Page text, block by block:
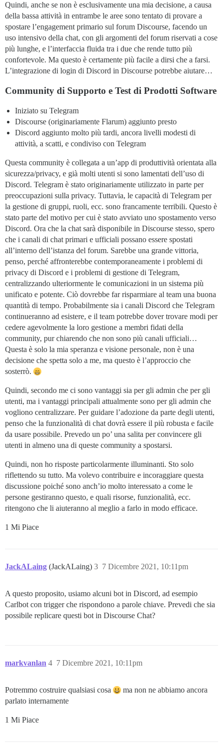
Quindi, anche se non è esclusivamente una mia decisione, a causa
della bassa attività in entrambe le aree sono tentato di provare a
spostare l’engagement primario sul forum Discourse, facendo un
uso intensivo della chat, con gli argomenti del forum riservati a cose
più lunghe, e l’interfaccia fluida tra i due che rende tutto più
confortevole. Ma questo è certamente più facile a dirsi che a farsi.
L’integrazione di login di Discord in Discourse potrebbe aiutare…
Community di Supporto e Test di Prodotti Software
Iniziato su Telegram
Discourse (originariamente Flarum) aggiunto presto
Discord aggiunto molto più tardi, ancora livelli modesti di
attività, a scatti, e condiviso con Telegram
Questa community è collegata a un’app di produttività orientata alla
sicurezza/privacy, e già molti utenti si sono lamentati dell’uso di
Discord. Telegram è stato originariamente utilizzato in parte per
preoccupazioni sulla privacy. Tuttavia, le capacità di Telegram per
la gestione di gruppi, ruoli, ecc. sono francamente terribili. Questo è
stato parte del motivo per cui è stato avviato uno spostamento verso
Discord. Ora che la chat sarà disponibile in Discourse stesso, spero
che i canali di chat primari e ufficiali possano essere spostati
all’interno dell’istanza del forum. Sarebbe una grande vittoria,
penso, perché affronterebbe contemporaneamente i problemi di
privacy di Discord e i problemi di gestione di Telegram,
centralizzando ulteriormente le comunicazioni in un sistema più
unificato e potente. Ciò dovrebbe far risparmiare al team una buona
quantità di tempo. Probabilmente sia i canali Discord che Telegram
continueranno ad esistere, e il team potrebbe dover trovare modi per
cedere agevolmente la loro gestione a membri fidati della
community, pur chiarendo che non sono più canali ufficiali…
Questa è solo la mia speranza e visione personale, non è una
decisione che spetta solo a me, ma questo è l’approccio che
sosterrò.
Quindi, secondo me ci sono vantaggi sia per gli admin che per gli
utenti, ma i vantaggi principali attualmente sono per gli admin che
vogliono centralizzare. Per guidare l’adozione da parte degli utenti,
penso che la funzionalità di chat dovrà essere il più robusta e facile
da usare possibile. Prevedo un po’ una salita per convincere gli
utenti in almeno una di queste community a spostarsi.
Quindi, non ho risposte particolarmente illuminanti. Sto solo
riflettendo su tutto. Ma volevo contribuire e incoraggiare questa
discussione poiché sono anch’io molto interessato a come le
persone gestiranno questo, e quali risorse, funzionalità, ecc.
ritengono che li aiuteranno al meglio a farlo in modo efficace.
1 Mi Piace
JackALaing (JackALaing) 7 Dicembre 2021, 10:11pm
3
A questo proposito, usiamo alcuni bot in Discord, ad esempio
Carlbot con trigger che rispondono a parole chiave. Prevedi che sia
possibile replicare questi bot in Discourse Chat?
markvanlan 7 Dicembre 2021, 10:11pm
4
Potremmo costruire qualsiasi cosa
ma non ne abbiamo ancora
parlato internamente
1 Mi Piace